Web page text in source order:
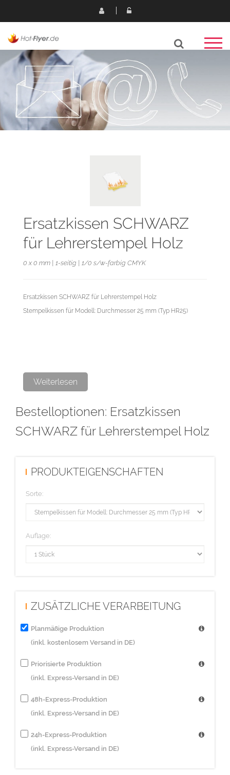
Ersatzkissen SCHWARZ
für Lehrerstempel Holz
0 x 0 mm | 1-seitig | 1/0 s/w-farbig CMYK
Ersatzkissen SCHWARZ für Lehrerstempel Holz
Stempelkissen für Modell: Durchmesser 25 mm (Typ HR25)
Weiterlesen
Bestelloptionen: Ersatzkissen
SCHWARZ für Lehrerstempel Holz
PRODUKTEIGENSCHAFTEN
Sorte:
Auflage:
ZUSÄTZLICHE VERARBEITUNG
Planmäßige Produktion
(inkl. kostenlosem Versand in DE)
Priorisierte Produktion
(inkl. Express-Versand in DE)
48h-Express-Produktion
(inkl. Express-Versand in DE)
24h-Express-Produktion
(inkl. Express-Versand in DE)